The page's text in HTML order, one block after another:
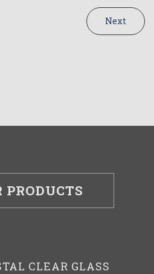
Next
PRODUCTS
CLEAR GLASS